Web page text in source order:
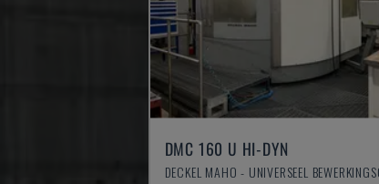
DMC 160 U HI-DYN
DECKEL MAHO - UNIVERSEEL